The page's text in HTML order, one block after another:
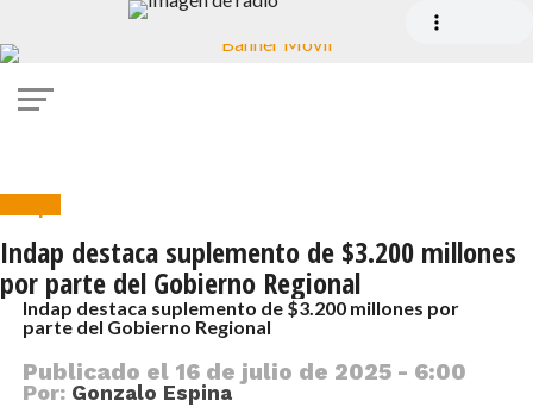
Campo
Indap destaca suplemento de $3.200 millones
por parte del Gobierno Regional
Indap destaca suplemento de $3.200 millones por
parte del Gobierno Regional
Publicado el 16 de julio de 2025 - 6:00
Por: Gonzalo Espina